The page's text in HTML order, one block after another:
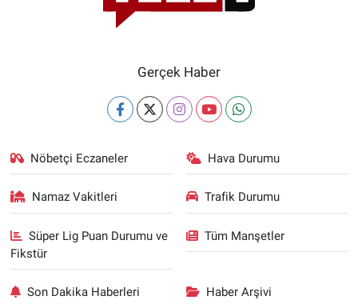
Gerçek Haber
Nöbetçi Eczaneler Hava Durumu
Namaz Vakitleri Trafik Durumu
Süper Lig Puan Durumu ve
Fikstür
Tüm Manşetler
Son Dakika Haberleri Haber Arşivi